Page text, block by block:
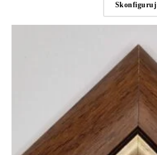
Skonfiguruj